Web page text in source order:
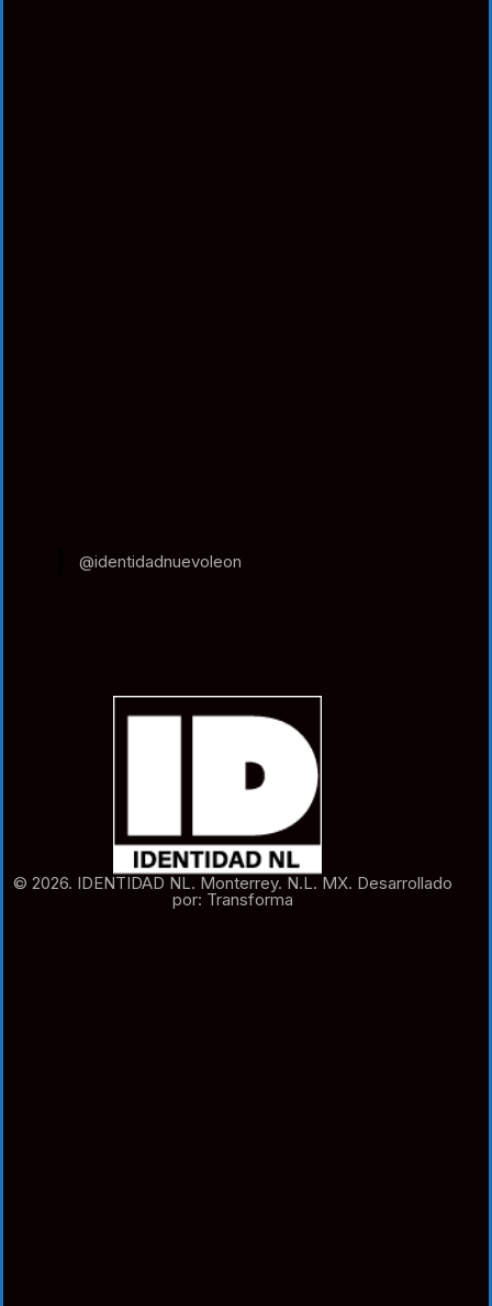
@identidadnuevoleon
© 2026. IDENTIDAD NL. Monterrey. N.L. MX. Desarrollado
por: Transforma